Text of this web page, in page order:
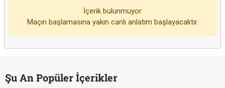
İçerik bulunmuyor
Maçın başlamasına yakın canlı anlatım başlayacaktır.
Şu An Popüler İçerikler